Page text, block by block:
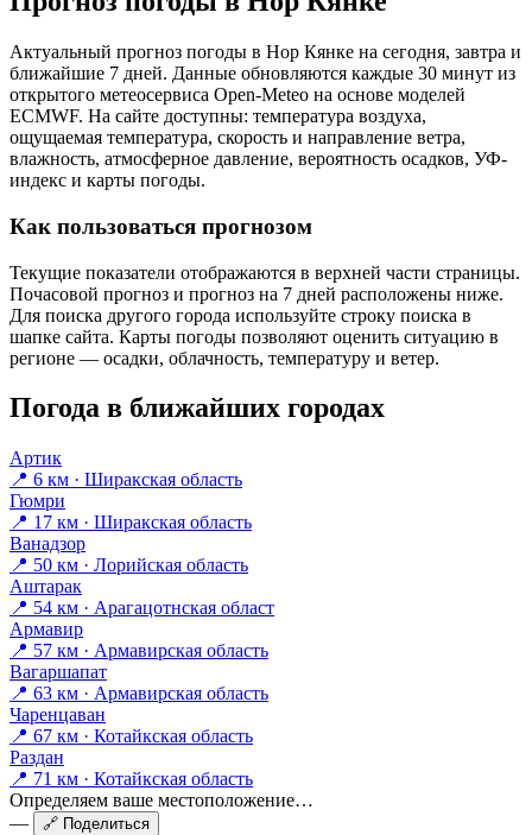
Актуальный прогноз погоды в Нор Кянке на сегодня, завтра и
ближайшие 7 дней. Данные обновляются каждые 30 минут из
открытого метеосервиса Open-Meteo на основе моделей
ECMWF. На сайте доступны: температура воздуха,
ощущаемая температура, скорость и направление ветра,
влажность, атмосферное давление, вероятность осадков, УФ-
индекс и карты погоды.
Как пользоваться прогнозом
Текущие показатели отображаются в верхней части страницы.
Почасовой прогноз и прогноз на 7 дней расположены ниже.
Для поиска другого города используйте строку поиска в
шапке сайта. Карты погоды позволяют оценить ситуацию в
регионе — осадки, облачность, температуру и ветер.
Погода в ближайших городах
Артик
📍 6 км · Ширакская область
Гюмри
📍 17 км · Ширакская область
Ванадзор
📍 50 км · Лорийская область
Аштарак
📍 54 км · Арагацотнская област
Армавир
📍 57 км · Армавирская область
Вагаршапат
📍 63 км · Армавирская область
Чаренцаван
📍 67 км · Котайкская область
Раздан
📍 71 км · Котайкская область
Определяем ваше местоположение…
—
🔗 Поделиться